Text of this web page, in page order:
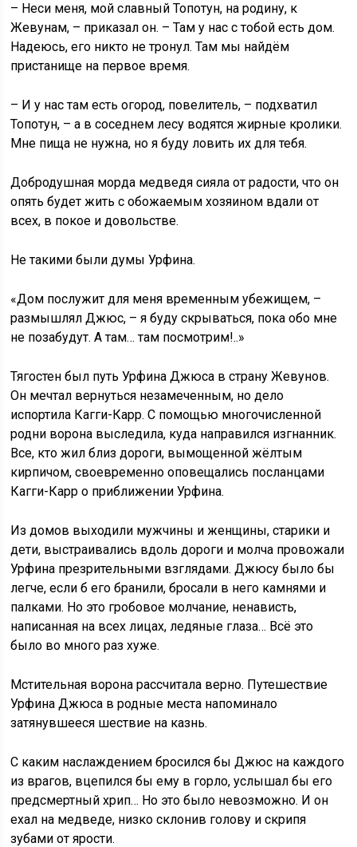
– Неси меня, мой славный Топотун, на родину, к
Жевунам, – приказал он. – Там у нас с тобой есть дом.
Надеюсь, его никто не тронул. Там мы найдём
пристанище на первое время.
– И у нас там есть огород, повелитель, – подхватил
Топотун, – а в соседнем лесу водятся жирные кролики.
Мне пища не нужна, но я буду ловить их для тебя.
Добродушная морда медведя сияла от радости, что он
опять будет жить с обожаемым хозяином вдали от
всех, в покое и довольстве.
Не такими были думы Урфина.
«Дом послужит для меня временным убежищем, –
размышлял Джюс, – я буду скрываться, пока обо мне
не позабудут. А там… там посмотрим!..»
Тягостен был путь Урфина Джюса в страну Жевунов.
Он мечтал вернуться незамеченным, но дело
испортила Кагги-Карр. С помощью многочисленной
родни ворона выследила, куда направился изгнанник.
Все, кто жил близ дороги, вымощенной жёлтым
кирпичом, своевременно оповещались посланцами
Кагги-Карр о приближении Урфина.
Из домов выходили мужчины и женщины, старики и
дети, выстраивались вдоль дороги и молча провожали
Урфина презрительными взглядами. Джюсу было бы
легче, если б его бранили, бросали в него камнями и
палками. Но это гробовое молчание, ненависть,
написанная на всех лицах, ледяные глаза… Всё это
было во много раз хуже.
Мстительная ворона рассчитала верно. Путешествие
Урфина Джюса в родные места напоминало
затянувшееся шествие на казнь.
С каким наслаждением бросился бы Джюс на каждого
из врагов, вцепился бы ему в горло, услышал бы его
предсмертный хрип… Но это было невозможно. И он
ехал на медведе, низко склонив голову и скрипя
зубами от ярости.